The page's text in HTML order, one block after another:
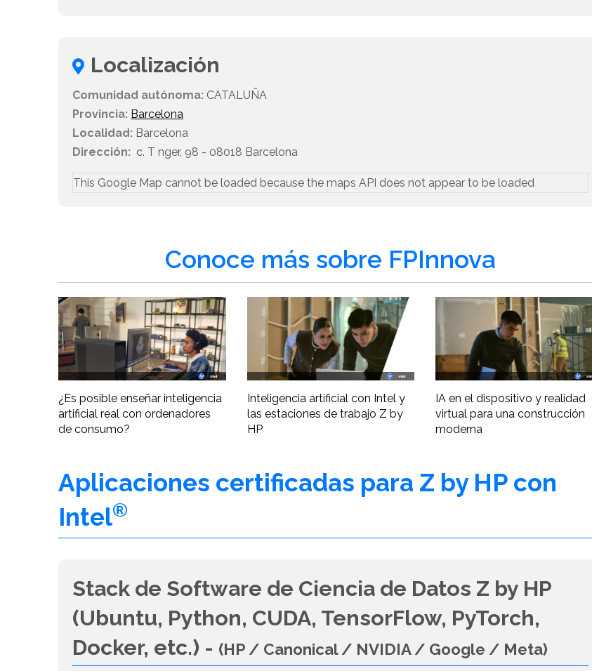
Localización
Comunidad autónoma: CATALUÑA
Provincia: Barcelona
Localidad: Barcelona
Dirección: c. T nger, 98 - 08018 Barcelona
This Google Map cannot be loaded because the maps API does not appear to be loaded
Conoce más sobre FPInnova
¿Es posible enseñar inteligencia
artificial real con ordenadores
de consumo?
Inteligencia artificial con Intel y
las estaciones de trabajo Z by
HP
IA en el dispositivo y realidad
virtual para una construcción
moderna
Aplicaciones certificadas para Z by HP con
Intel®
Stack de Software de Ciencia de Datos Z by HP
(Ubuntu, Python, CUDA, TensorFlow, PyTorch,
Docker, etc.) - (HP / Canonical / NVIDIA / Google / Meta)